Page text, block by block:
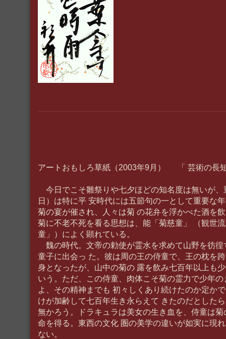
アートおもしろ草紙（2003年9月） 「 芸術の長
今日でこそ雛祭りや七夕ほどの知名度は無いが、
日）は特に平 安時代には五節句の一として重要な
菊の宴が催され、人々は菊 の花弁を浮かべた酒を
菊に不老不死を看る思想は、能「菊慈童」 （観世
童」）によく顕れている。
魏の時代。文帝の勅使が霊水を求めて山野を彷徨
童子に出会っ た。彼は周の王の侍童で、王の枕を
身となったが、山中の菊の 露を飲み七百年以上も
いう。ただ、この侍童、肉体こそ菊の霊力で少年
よ、その精神までも 初々しくあり続けたのか定か
けが加齢して七百年生き永らえて きたのだとした
無かろう。ドラキュラは美女の生き血を、侍童は
命を得る。東西の文化 圏の美学の違いが如実に現
ない。